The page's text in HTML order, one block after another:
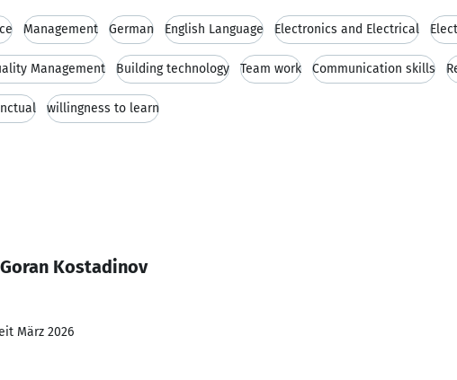
Management German English Language Electronics and Electrical
Management Building technology Team work Communication skills
willingness to learn
Kostadinov
März 2026